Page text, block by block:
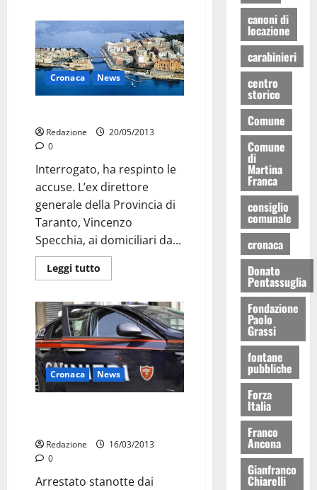
Cronaca News
Redazione
20/05/2013
0
Interrogato, ha respinto le
accuse. L’ex direttore
generale della Provincia di
Taranto, Vincenzo
Specchia, ai domiciliari da...
Leggi tutto
Cronaca News
Redazione
16/03/2013
0
Arrestato stanotte dai
canoni di
locazione
carabinieri
centro
storico
Comune
Comune
di
Martina
Franca
consiglio
comunale
cronaca
Donato
Pentassuglia
Fondazione
Paolo
Grassi
fontane
pubbliche
Forza
Italia
Franco
Ancona
Gianfranco
Chiarelli